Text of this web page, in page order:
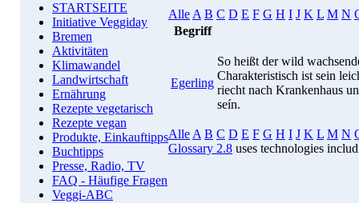
STARTSEITE
Initiative Veggiday
Bremen
Aktivitäten
Klimawandel
Landwirtschaft
Ernährung
Rezepte vegetarisch
Rezepte vegan
Produkte, Einkauftipps
Buchtipps
Presse, Radio, TV
FAQ - Häufige Fragen
Veggi-ABC
Alle A B C D E F G H I J K L M N
Begriff
Egerling
So heißt der wild
Charakteristisch ist sein
riecht nach Krankenhaus
seín.
Alle A B C D E F G H I J K L M N
Glossary 2.8 uses technologies